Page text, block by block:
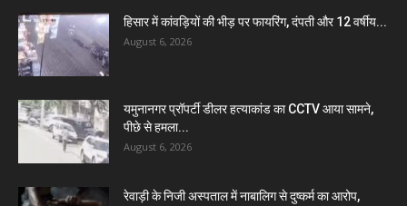
हिसार में कांवड़ियों की भीड़ पर फायरिंग, दंपती और 12 वर्षीय...
August 6, 2026
यमुनानगर प्रॉपर्टी डीलर हत्याकांड का CCTV आया सामने,
पीछे से हमला...
August 6, 2026
रेवाड़ी के निजी अस्पताल में नाबालिग से दुष्कर्म का आरोप,